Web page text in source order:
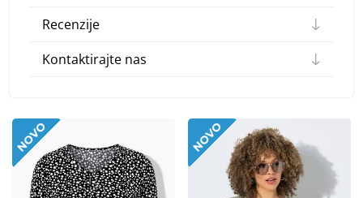
Recenzije
Kontaktirajte nas